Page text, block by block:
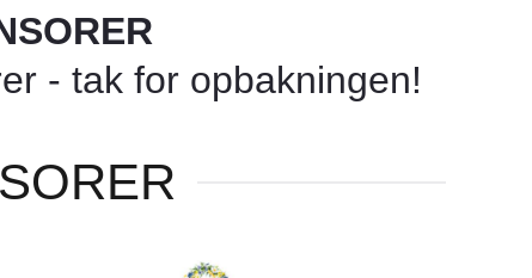
- tak for opbakningen!